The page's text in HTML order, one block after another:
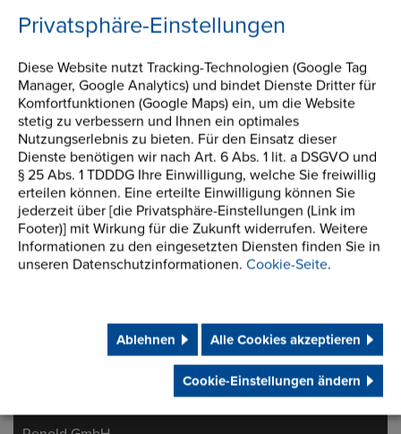
Privatsphäre-Einstellungen
Diese Website nutzt Tracking-Technologien (Google Tag
Manager, Google Analytics) und bindet Dienste Dritter für
Komfortfunktionen (Google Maps) ein, um die Website
stetig zu verbessern und Ihnen ein optimales
Nutzungserlebnis zu bieten. Für den Einsatz dieser
Dienste benötigen wir nach Art. 6 Abs. 1 lit. a DSGVO und
§ 25 Abs. 1 TDDDG Ihre Einwilligung, welche Sie freiwillig
erteilen können. Eine erteilte Einwilligung können Sie
jederzeit über [die Privatsphäre-Einstellungen (Link im
Footer)] mit Wirkung für die Zukunft widerrufen. Weitere
Informationen zu den eingesetzten Diensten finden Sie in
unseren Datenschutzinformationen. Cookie-Seite.
Ablehnen Alle Cookies akzeptieren
Cookie-Einstellungen ändern
Zwecke der Bearbeitung meiner Anfrage zu. Sie werden
Informationen anfordern